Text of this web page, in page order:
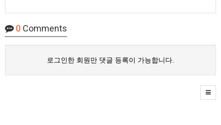
0 Comments
로그인한 회원만 댓글 등록이 가능합니다.